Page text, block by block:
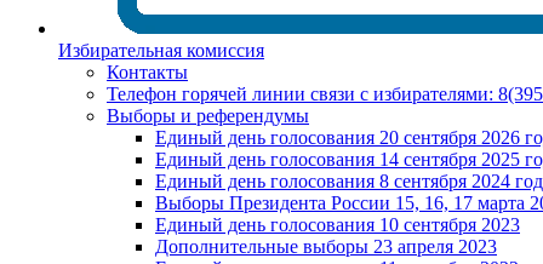
Избирательная комиссия
Контакты
Телефон горячей линии связи с избирателями:
Выборы и референдумы
Единый день голосования 20 сентября 2026
Единый день голосования 14 сентября 2025
Единый день голосования 8 сентября 2024
Выборы Президента России 15, 16, 17 марта
Единый день голосования 10 сентября 2023
Дополнительные выборы 23 апреля 2023